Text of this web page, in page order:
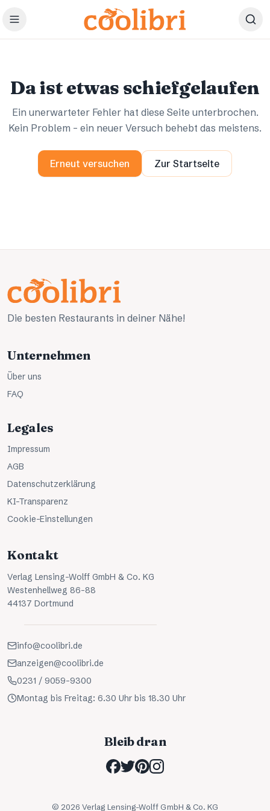
Zum Hauptinhalt springen
Da ist etwas schiefgelaufen
Ein unerwarteter Fehler hat diese Seite unterbrochen.
Kein Problem – ein neuer Versuch behebt das meistens.
Erneut versuchen Zur Startseite
Die besten Restaurants in deiner Nähe!
Unternehmen
Über uns
FAQ
Legales
Impressum
AGB
Datenschutzerklärung
KI-Transparenz
Cookie-Einstellungen
Kontakt
Verlag Lensing-Wolff GmbH & Co. KG
Westenhellweg 86-88
44137 Dortmund
info@coolibri.de
anzeigen@coolibri.de
0231 / 9059-9300
Montag bis Freitag: 6.30 Uhr bis 18.30 Uhr
Bleib dran
© 2026 Verlag Lensing-Wolff GmbH & Co. KG